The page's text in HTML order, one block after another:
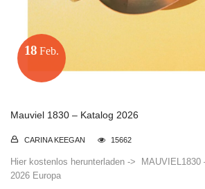
18 Feb.
Mauviel 1830 – Katalog 2026
CARINA KEEGAN 15662
Hier kostenlos herunterladen -> MAUVIEL1830
2026 Europa